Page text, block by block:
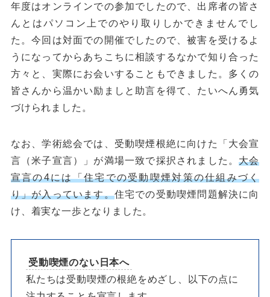
年度はオンラインでの参加でしたので、出席者の皆さ
んとはパソコン上でのやり取りしかできませんでし
た。今回は対面での開催でしたので、被害を受けるよ
うになってからあちこちに相談するなかで知り合った
方々と、実際にお会いすることもできました。多くの
皆さんから温かい励ましと助言を得て、たいへん勇気
づけられました。
なお、学術総会では、受動喫煙根絶に向けた「大会宣
言（米子宣言）」が満場一致で採択されました。大会
宣言の4には「住宅での受動喫煙対策の仕組みづく
り」が入っています。住宅での受動喫煙問題解決に向
け、着実な一歩となりました。
受動喫煙のない日本へ
私たちは受動喫煙の根絶をめざし、以下の点に